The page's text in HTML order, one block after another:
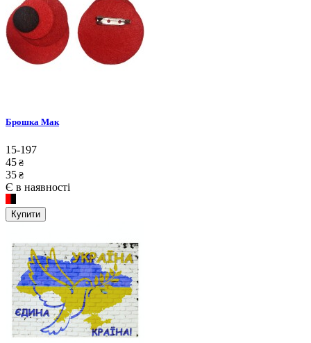
Брошка Мак
15-197
45 ₴
35 ₴
Є в наявності
Купити